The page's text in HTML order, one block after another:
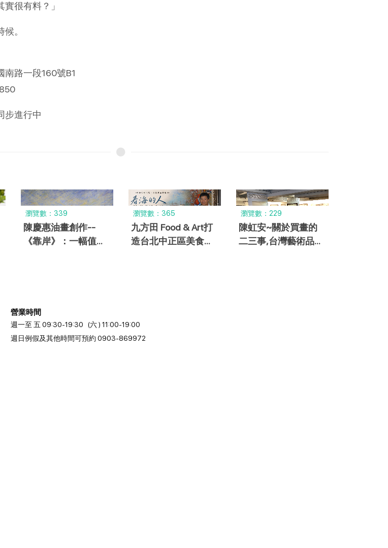
實很有料？」
。
南路一段160號B1
步進行中
瀏覽數：339
陳慶惠油畫創作--
《靠岸》：一幅值得
瀏覽數：365
九方田 Food & Art打
造台北中正區美食新
瀏覽數：229
陳虹安~關於買畫的
二三事,台灣藝術品牌
營業時間
週一至 五 09:30-19:30 (六 ) 11:00-19:00
週日例假及其他時間可預約 0903-869972